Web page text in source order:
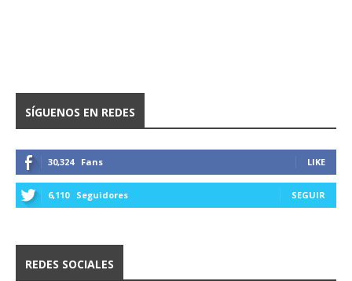
SÍGUENOS EN REDES
30,324 Fans LIKE
6,110 Seguidores SEGUIR
REDES SOCIALES